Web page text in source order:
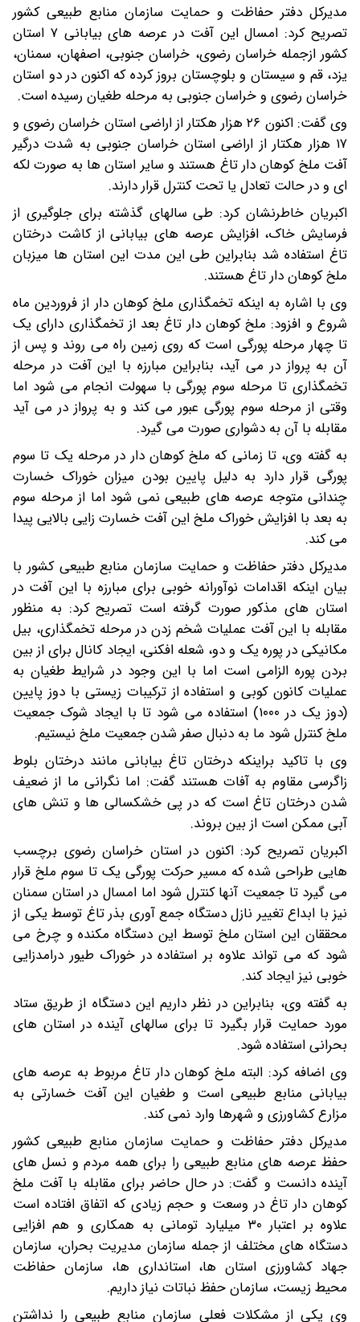
مدیرکل دفتر حفاظت و حمایت سازمان منابع طبیعی کشور
تصریح کرد: امسال این آفت در عرصه های بیابانی ۷ استان
کشور ازجمله خراسان رضوی، خراسان جنوبی، اصفهان، سمنان،
یزد، قم و سیستان و بلوچستان بروز کرده که اکنون در دو استان
خراسان رضوی و خراسان جنوبی به مرحله طغیان رسیده است.
وی گفت: اکنون ۲۶ هزار هکتار از اراضی استان خراسان رضوی و
۱۷ هزار هکتار از اراضی استان خراسان جنوبی به شدت درگیر
آفت ملخ کوهان دار تاغ هستند و سایر استان‌ ها به صورت لکه
ای و در حالت تعادل یا تحت کنترل‌ قرار دارند.
اکبریان خاطرنشان کرد: طی سالهای گذشته برای جلوگیری از
فرسایش خاک، افزایش عرصه های بیابانی از کاشت درختان
تاغ استفاده شد بنابراین طی این مدت این استان ها میزبان
ملخ کوهان دار تاغ هستند.
وی با اشاره به اینکه تخمگذاری ملخ کوهان دار از فروردین ماه
شروع و افزود: ملخ کوهان دار تاغ بعد از تخمگذاری دارای یک
تا چهار مرحله پورگی است که روی زمین راه می روند و پس از
آن به پرواز در می آید، بنابراین مبارزه با این آفت در مرحله
تخمگذاری تا مرحله سوم پورگی با سهولت انجام می شود اما
وقتی از مرحله سوم پورگی عبور می کند و به پرواز در می آید
مقابله با آن به دشواری صورت می گیرد.
به گفته وی، تا زمانی که ملخ کوهان دار در مرحله یک تا سوم
پورگی قرار دارد به دلیل پایین بودن میزان خوراک خسارت
چندانی متوجه عرصه های طبیعی نمی شود اما از مرحله سوم
به بعد با افزایش خوراک ملخ این آفت خسارت زایی بالایی پیدا
می کند.
مدیرکل دفتر حفاظت و حمایت سازمان منابع طبیعی کشور با
بیان اینکه اقدامات نوآورانه خوبی برای مبارزه با این آفت در
استان های مذکور صورت گرفته است تصریح کرد: به منظور
مقابله با این آفت عملیات شخم زدن در مرحله تخمگذاری، بیل
مکانیکی در پوره یک و دو، شعله افکنی، ایجاد کانال برای از بین
بردن پوره الزامی است اما با این وجود در شرایط طغیان به
عملیات کانون کوبی و استفاده از ترکیبات زیستی با دوز پایین
(دوز یک در ۱۰۰۰) استفاده می شود تا با ایجاد شوک جمعیت
ملخ کنترل شود ما به دنبال صفر شدن جمعیت ملخ نیستیم.
وی با تاکید براینکه درختان تاغ بیابانی مانند درختان بلوط
زاگرسی مقاوم به آفات هستند گفت: اما نگرانی ما از ضعیف
شدن درختان تاغ است که در پی خشکسالی ها و تنش های
آبی ممکن است از بین بروند.
اکبریان تصریح کرد: اکنون در استان خراسان رضوی برچسب
هایی طراحی شده که مسیر حرکت پورگی یک تا سوم ملخ قرار
می گیرد تا جمعیت آنها کنترل شود اما امسال در استان سمنان
نیز با ابداع تغییر نازل دستگاه جمع آوری بذر تاغ توسط یکی از
محققان این استان ملخ توسط این دستگاه مکنده و چرخ می
شود که می تواند علاوه بر استفاده در خوراک طیور درامدزایی
خوبی نیز ایجاد کند.
به گفته وی، بنابراین در نظر داریم این دستگاه از طریق ستاد
مورد حمایت قرار بگیرد تا برای سالهای آینده در استان های
بحرانی استفاده شود.
وی اضافه کرد: البته ملخ کوهان دار تاغ مربوط به عرصه های
بیابانی منابع طبیعی است و طغیان این آفت خسارتی به
مزارع کشاورزی و شهرها وارد نمی کند.
مدیرکل دفتر حفاظت و حمایت سازمان منابع طبیعی کشور
حفظ عرصه های منابع طبیعی را برای همه مردم و نسل های
آینده دانست و گفت: در حال حاضر برای مقابله با آفت ملخ
کوهان دار تاغ در وسعت و حجم زیادی که اتفاق افتاده است
علاوه بر اعتبار ۳۰ میلیارد تومانی به همکاری و هم افزایی
دستگاه های مختلف از جمله سازمان مدیریت بحران، سازمان
جهاد کشاورزی استان ها، استانداری ها، سازمان حفاظت
محیط زیست، سازمان حفظ نباتات نیاز داریم.
وی یکی از مشکلات فعلی سازمان منابع طبیعی را نداشتن